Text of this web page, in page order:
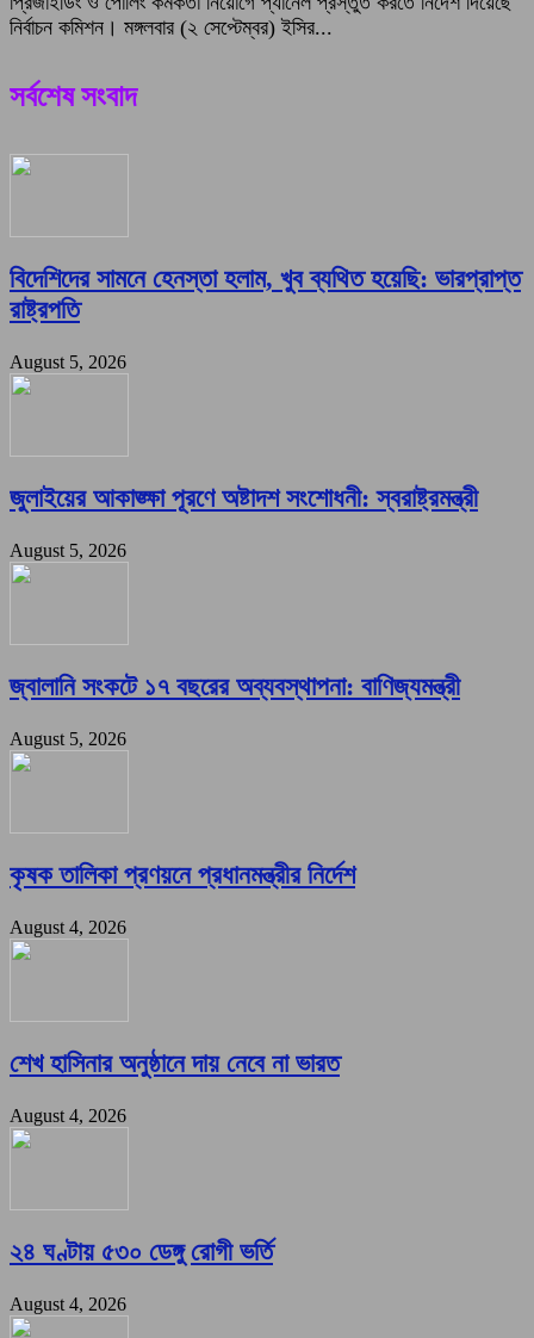
নির্বাচন কমিশন। মঙ্গলবার (২ সেপ্টেম্বর) ইসির...
সর্বশেষ সংবাদ
বিদেশিদের সামনে হেনস্তা হলাম, খুব ব্যথিত হয়েছি: ভারপ্রাপ্ত
রাষ্ট্রপতি
August 5, 2026
জুলাইয়ের আকাঙ্ক্ষা পূরণে অষ্টাদশ সংশোধনী: স্বরাষ্ট্রমন্ত্রী
August 5, 2026
জ্বালানি সংকটে ১৭ বছরের অব্যবস্থাপনা: বাণিজ্যমন্ত্রী
August 5, 2026
কৃষক তালিকা প্রণয়নে প্রধানমন্ত্রীর নির্দেশ
August 4, 2026
শেখ হাসিনার অনুষ্ঠানে দায় নেবে না ভারত
August 4, 2026
২৪ ঘণ্টায় ৫৩০ ডেঙ্গু রোগী ভর্তি
August 4, 2026